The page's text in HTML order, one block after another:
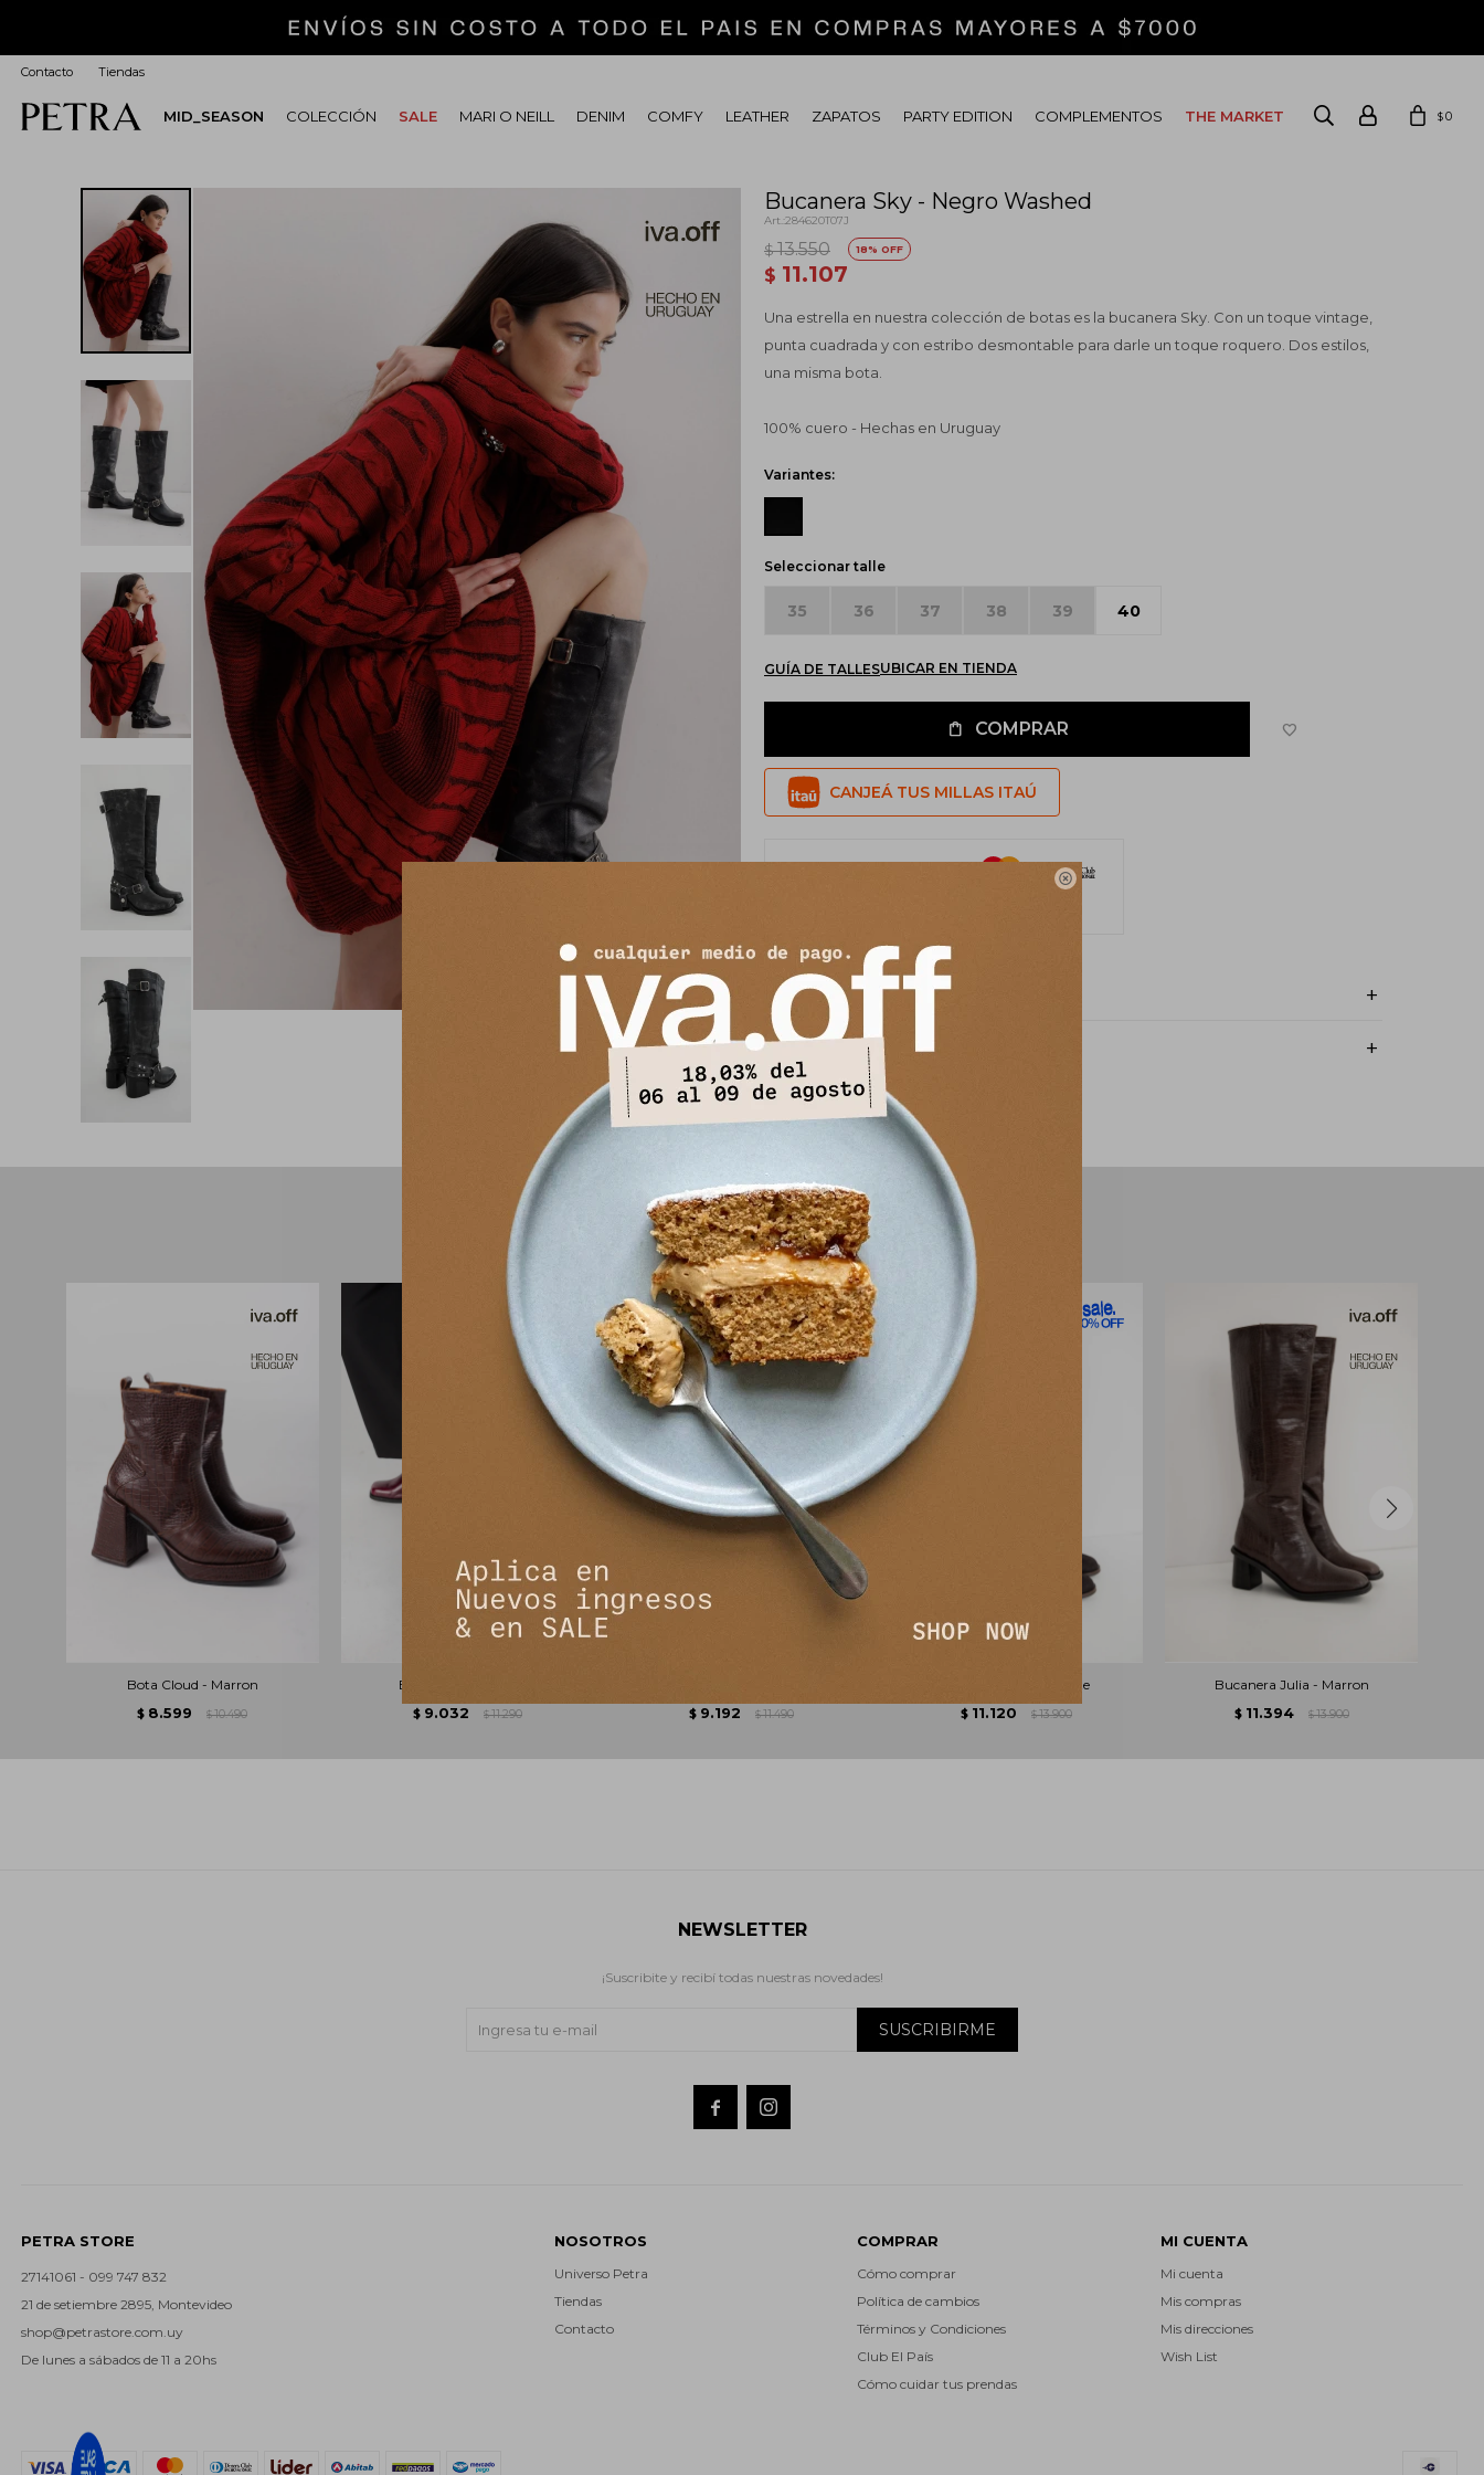

MID_SEASON COLECCIÓN SALE MARI O NEILL DENIM COMFY LEATHER ZAPATOS PARTY EDITION COMPLEMENTOS THE MARKET $0
Contacto Tiendas
Bucanera Sky - Negro Washed
284620T07J
$ 11.107
$ 13.550 18
Una estrella en nuestra colección de botas es la bucanera Sky. Con un toque vintage,
punta cuadrada y con estribo desmontable para darle un toque roquero. Dos estilos,
una misma bota.
100% cuero - Hechas en Uruguay
Variantes:
Seleccionar talle
35 36 37 38 39 40
GUÍA DE TALLESUBICAR EN TIENDA
COMPRAR
CANJEÁ TUS MILLAS ITAÚ
Envíos
Cambios y Devoluciones
PRODUCTOS QUE TE PUEDEN INTERESAR
Bota Cloud - Marron
$ 8.599 $ 10.490
Bota Desk - Bordeaux
$ 9.032 $ 11.290 $ 9.192 $ 11.490
Bota Horse - Chocolate
$ 11.120 $ 13.900
Bucanera Julia - Marron
$ 11.394 $ 13.900
PETRA STORE
27141061 - 099 747 832
21 de setiembre 2895, Montevideo
shop@petrastore.com.uy
De lunes a sábados de 11 a 20hs
NOSOTROS
Universo Petra
Tiendas
Contacto
COMPRAR
Cómo comprar
Política de cambios
Términos y Condiciones
Club El País
Cómo cuidar tus prendas
MI CUENTA
Mi cuenta
Mis compras
Mis direcciones
Wish List
NEWSLETTER
¡Suscribite y recibí todas nuestras novedades!
SUSCRIBIRME
 